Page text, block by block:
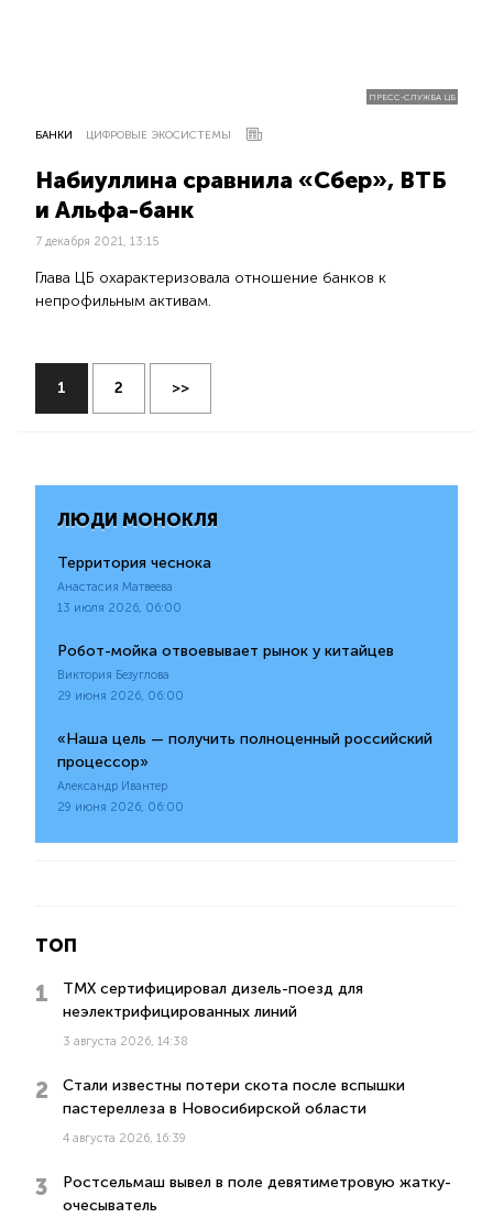
ПРЕСС-СЛУЖБА ЦБ
БАНКИ ЦИФРОВЫЕ ЭКОСИСТЕМЫ
Набиуллина сравнила «Сбер», ВТБ
и Альфа-банк
7 декабря 2021, 13:15
Глава ЦБ охарактеризовала отношение банков к
непрофильным активам.
1 2 >>
ЛЮДИ МОНОКЛЯ
Территория чеснока
Анастасия Матвеева
13 июля 2026, 06:00
Робот-мойка отвоевывает рынок у китайцев
Виктория Безуглова
29 июня 2026, 06:00
«Наша цель — получить полноценный российский
процессор»
Александр Ивантер
29 июня 2026, 06:00
ТОП
ТМХ сертифицировал дизель-поезд для
неэлектрифицированных линий
3 августа 2026, 14:38
Стали известны потери скота после вспышки
пастереллеза в Новосибирской области
4 августа 2026, 16:39
Ростсельмаш вывел в поле девятиметровую жатку-
очесыватель